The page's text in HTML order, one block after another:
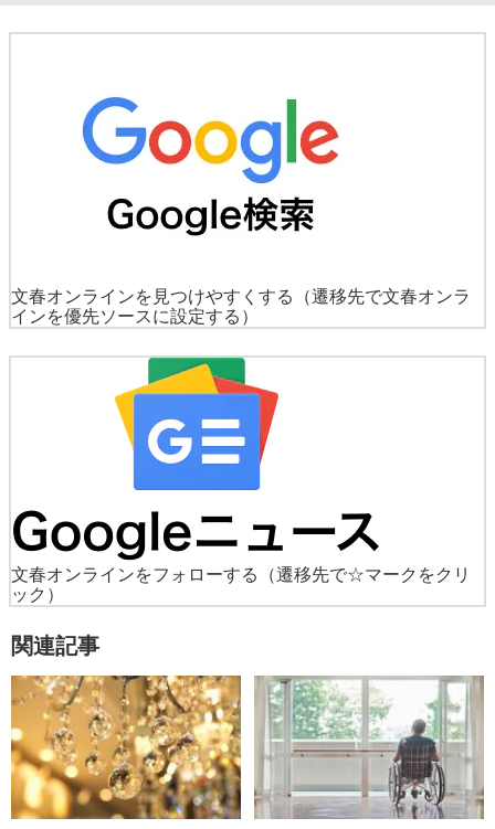
文春オンラインを見つけやすくする
（遷移先で文春オンラ
インを優先ソースに設定する）
文春オンラインをフォローする
（遷移先で☆マークをクリ
ック）
関連記事